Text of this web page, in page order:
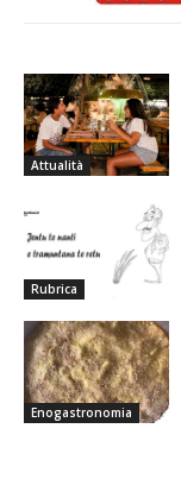
Attualità
Rubrica
Enogastronomia